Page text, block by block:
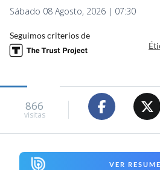
Sábado 08 Agosto, 2026 | 07:30
Seguimos criterios de
866
visitas
VER